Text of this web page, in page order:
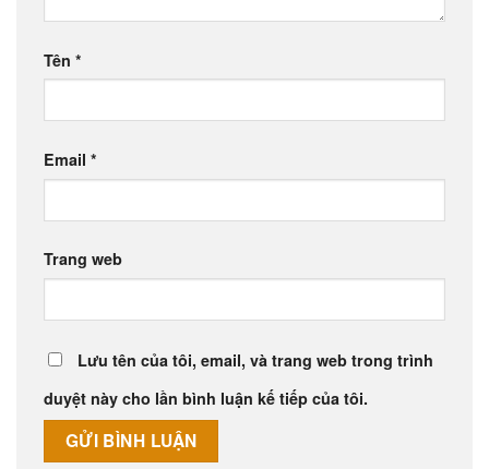
Tên *
Email *
Trang web
Lưu tên của tôi, email, và trang web trong trình
duyệt này cho lần bình luận kế tiếp của tôi.